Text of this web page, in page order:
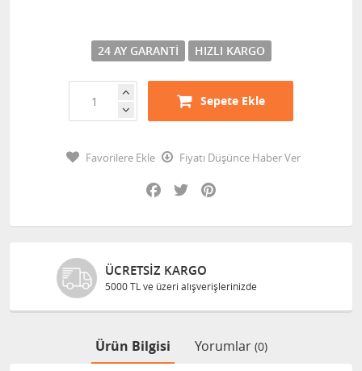
24 AY GARANTI HIZLI KARGO
Sepete Ekle
Favorilere Ekle
Fiyatı Düşünce Haber Ver
Facebook
Twitter
GÜVENLI ALIŞVERIŞ
Bilgileriniz 128 Bit SSL ile güvende
Ürün Bilgisi Yorumlar (0)